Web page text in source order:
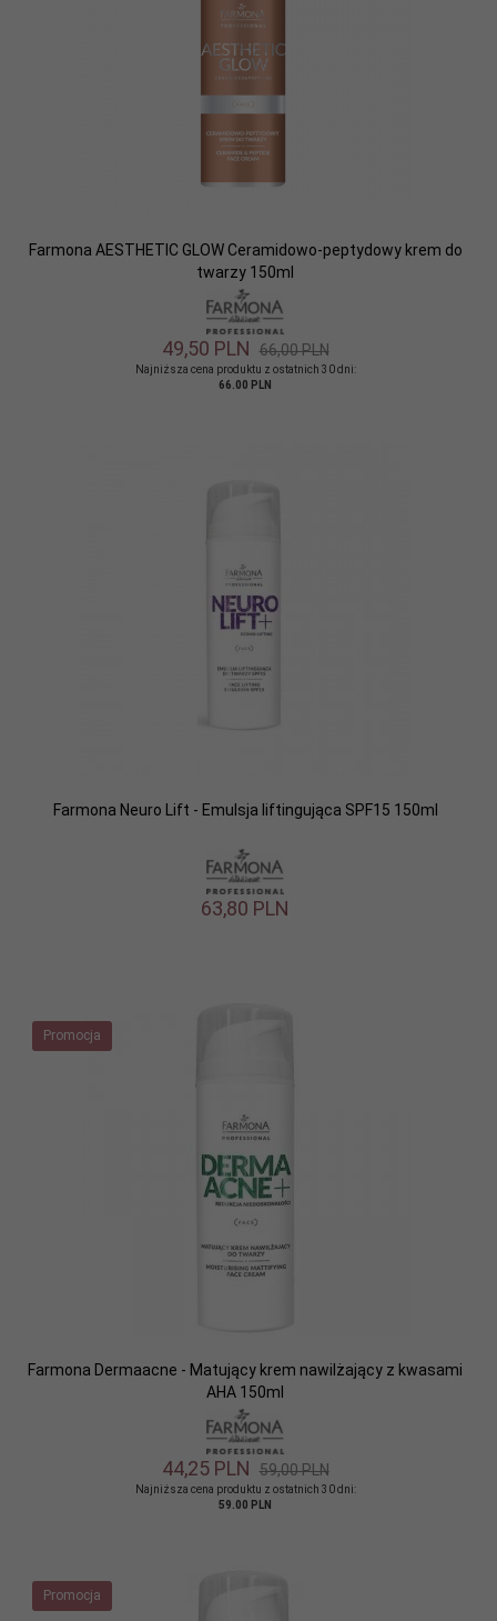
Farmona AESTHETIC GLOW Ceramidowo-peptydowy krem do
twarzy 150ml
49,50 PLN 66,00 PLN
Najniższa cena produktu z ostatnich 30 dni:
66.00 PLN
Farmona Neuro Lift - Emulsja liftingująca SPF15 150ml
63,80 PLN
Promocja
Farmona Dermaacne - Matujący krem nawilżający z kwasami
AHA 150ml
44,25 PLN 59,00 PLN
Najniższa cena produktu z ostatnich 30 dni:
59.00 PLN
Promocja